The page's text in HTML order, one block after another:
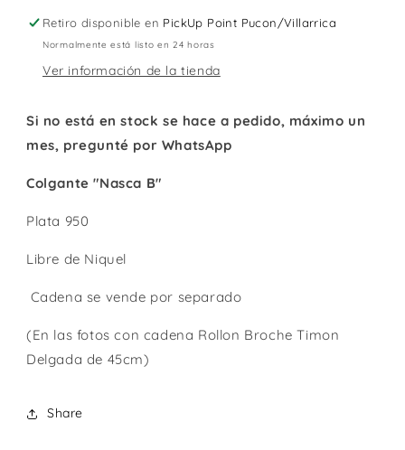
Retiro disponible en PickUp Point Pucon/Villarrica
Normalmente está listo en 24 horas
Ver información de la tienda
Si no está en stock se hace a pedido, máximo un
mes, pregunté por WhatsApp
Colgante "Nasca B"
Plata 950
Libre de Niquel
Cadena se vende por separado
(En las fotos con cadena Rollon Broche Timon
Delgada de 45cm)
Share